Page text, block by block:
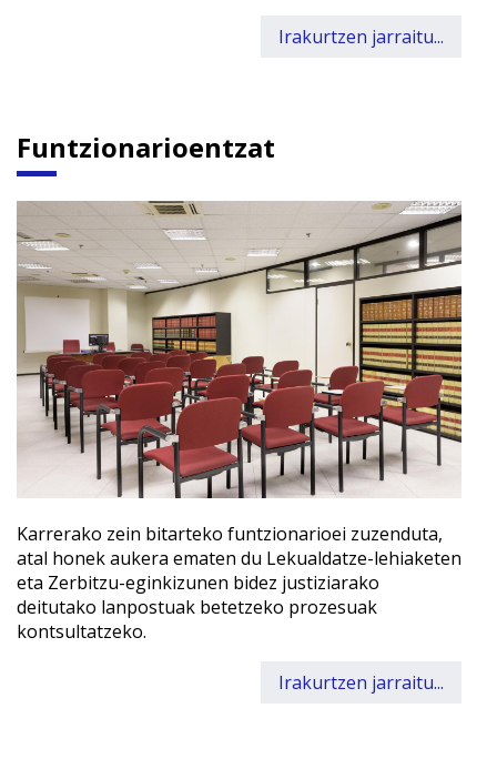
Irakurtzen jarraitu...
Funtzionarioentzat
Karrerako zein bitarteko funtzionarioei zuzenduta,
atal honek aukera ematen du Lekualdatze-lehiaketen
eta Zerbitzu-eginkizunen bidez justiziarako
deitutako lanpostuak betetzeko prozesuak
kontsultatzeko.
Irakurtzen jarraitu...